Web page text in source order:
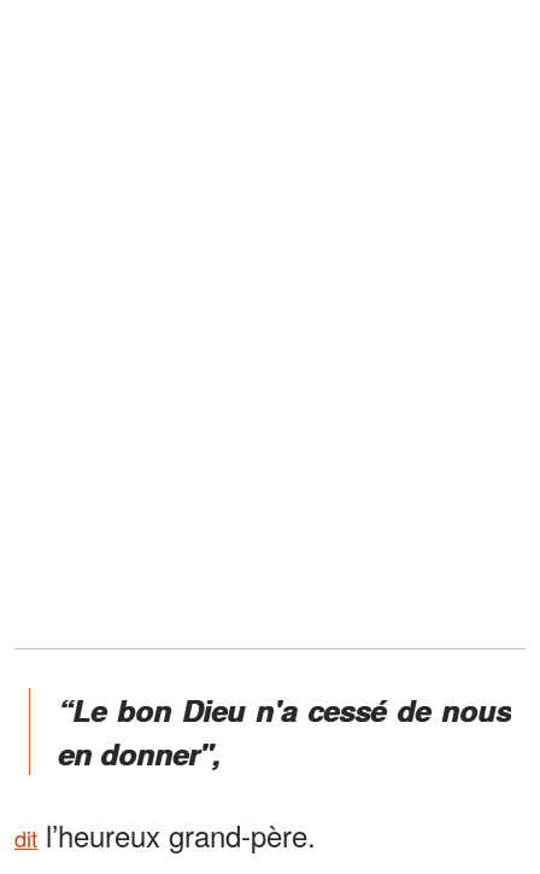
“Le bon Dieu n'a cessé de nous
en donner",
dit l’heureux grand-père.